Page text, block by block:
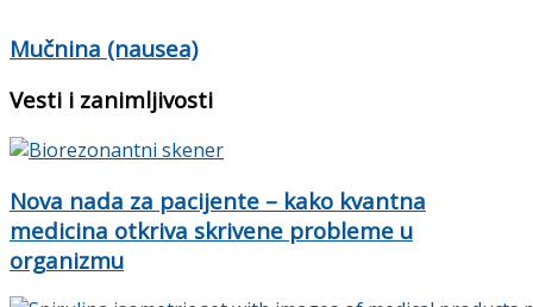
Mučnina (nausea)
Vesti i zanimljivosti
Nova nada za pacijente – kako kvantna
medicina otkriva skrivene probleme u
organizmu